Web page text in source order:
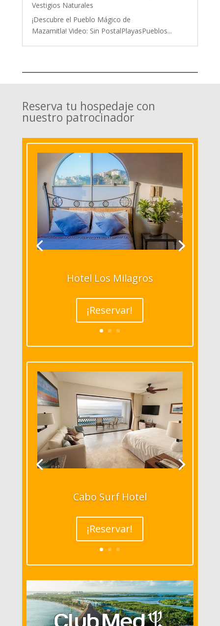
Vestigios Naturales
¡Descubre el Pueblo Mágico de
Mazamitla! Video: Sin PostalPlayasPueblos...
Reserva tu hospedaje con
nuestro patrocinador
Hotel Los Milagros
¡Reservar!
Cabo Surf Hotel
¡Reservar!